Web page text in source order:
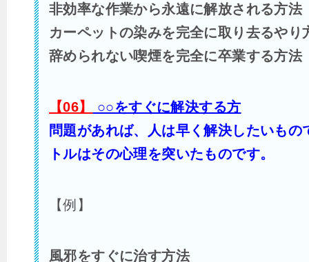
非効率な作業から永遠に解放される方法
カーペットの染みを完全に取り去るやり
辞められない喫煙を完全に卒業する方法
【06】
○○をすぐに解決する方
問題があれば、人は早く解決したいもの
トルはその心理を突いたものです。
【例】
風邪をすぐに治す方法